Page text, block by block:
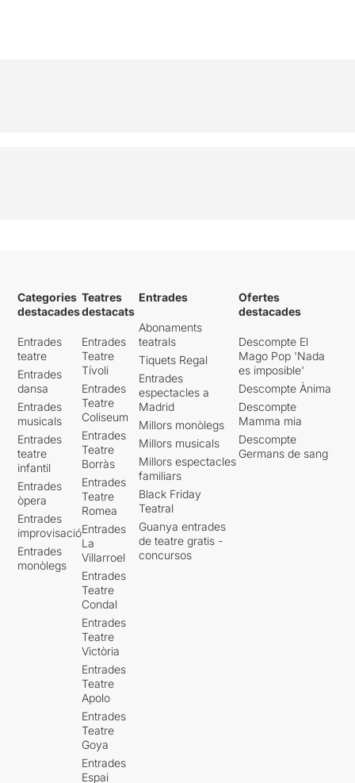
Categories
destacades
Entrades
teatre
Entrades
dansa
Entrades
musicals
Entrades
teatre
infantil
Entrades
òpera
Entrades
improvisació
Entrades
monòlegs
Teatres
destacats
Entrades
Teatre
Tívoli
Entrades
Teatre
Coliseum
Entrades
Teatre
Borràs
Entrades
Teatre
Romea
Entrades
La
Villarroel
Entrades
Teatre
Condal
Entrades
Teatre
Victòria
Entrades
Teatre
Apolo
Entrades
Teatre
Goya
Entrades
Espai
Entrades
Abonaments
teatrals
Tiquets Regal
Entrades
espectacles a
Madrid
Millors monòlegs
Millors musicals
Millors espectacles
familiars
Black Friday
Teatral
Guanya entrades
de teatre gratis -
concursos
Ofertes
destacades
Descompte El
Mago Pop 'Nada
es imposible'
Descompte Ànima
Descompte
Mamma mia
Descompte
Germans de sang